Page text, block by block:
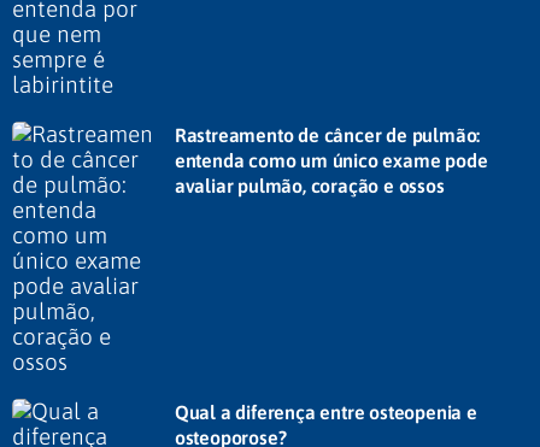
Rastreamento de câncer de pulmão:
entenda como um único exame pode
avaliar pulmão, coração e ossos
Qual a diferença entre osteopenia e
osteoporose?